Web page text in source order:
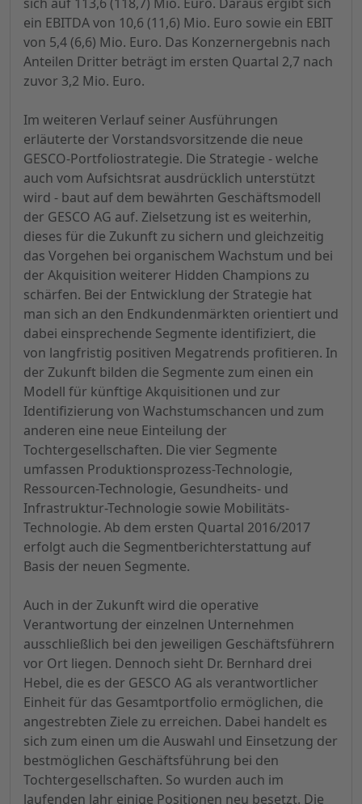
ein EBITDA von 10,6 (11,6) Mio. Euro sowie ein EBIT
von 5,4 (6,6) Mio. Euro. Das Konzernergebnis nach
Anteilen Dritter beträgt im ersten Quartal 2,7 nach
zuvor 3,2 Mio. Euro.
Im weiteren Verlauf seiner Ausführungen
erläuterte der Vorstandsvorsitzende die neue
GESCO-Portfoliostrategie. Die Strategie - welche
auch vom Aufsichtsrat ausdrücklich unterstützt
wird - baut auf dem bewährten Geschäftsmodell
der GESCO AG auf. Zielsetzung ist es weiterhin,
dieses für die Zukunft zu sichern und gleichzeitig
das Vorgehen bei organischem Wachstum und bei
der Akquisition weiterer Hidden Champions zu
schärfen. Bei der Entwicklung der Strategie hat
man sich an den Endkundenmärkten orientiert und
dabei einsprechende Segmente identifiziert, die
von langfristig positiven Megatrends profitieren. In
der Zukunft bilden die Segmente zum einen ein
Modell für künftige Akquisitionen und zur
Identifizierung von Wachstumschancen und zum
anderen eine neue Einteilung der
Tochtergesellschaften. Die vier Segmente
umfassen Produktionsprozess-Technologie,
Ressourcen-Technologie, Gesundheits- und
Infrastruktur-Technologie sowie Mobilitäts-
Technologie. Ab dem ersten Quartal 2016/2017
erfolgt auch die Segmentberichterstattung auf
Basis der neuen Segmente.
Auch in der Zukunft wird die operative
Verantwortung der einzelnen Unternehmen
ausschließlich bei den jeweiligen Geschäftsführern
vor Ort liegen. Dennoch sieht Dr. Bernhard drei
Hebel, die es der GESCO AG als verantwortlicher
Einheit für das Gesamtportfolio ermöglichen, die
angestrebten Ziele zu erreichen. Dabei handelt es
sich zum einen um die Auswahl und Einsetzung der
bestmöglichen Geschäftsführung bei den
Tochtergesellschaften. So wurden auch im
laufenden Jahr einige Positionen neu besetzt. Die